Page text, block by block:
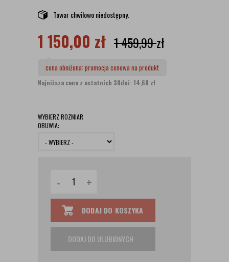
Towar chwilowo niedostępny.
1 150,00 zł 1 459,99zł
cena obniżona: promocja cenowa na produkt
Najniższa cena z ostatnich 30dni: 14,60 zł
WYBIERZ ROZMIAR
OBUWIA:
- +
DODAJ DO KOSZYKA
DODAJ DO ULUBIONYCH